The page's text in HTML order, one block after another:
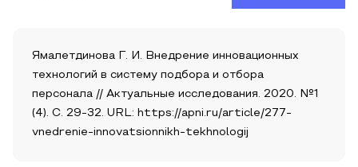
Ямалетдинова Г. И. Внедрение инновационных
технологий в систему подбора и отбора
персонала // Актуальные исследования. 2020. №1
(4). С. 29-32. URL: https://apni.ru/article/277-
vnedrenie-innovatsionnikh-tekhnologij